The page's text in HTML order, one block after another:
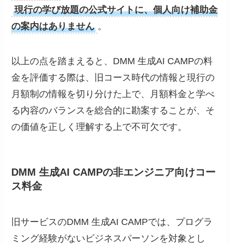
現行の学び放題の公式サイトに、個人向け補助金
の案内はありません 。
以上の点を踏まえると、DMM 生成AI CAMPの料
金を評価する際は、旧コース時代の情報と現行の
月額制の情報を切り分けた上で、月額料金と学べ
る内容のバランスを総合的に勘案することが、そ
の価値を正しく理解する上で不可欠です。
DMM 生成AI CAMPの非エンジニア向けコー
ス料金
旧サービスのDMM 生成AI CAMPでは、プログラ
ミング経験がないビジネスパーソンを対象とし